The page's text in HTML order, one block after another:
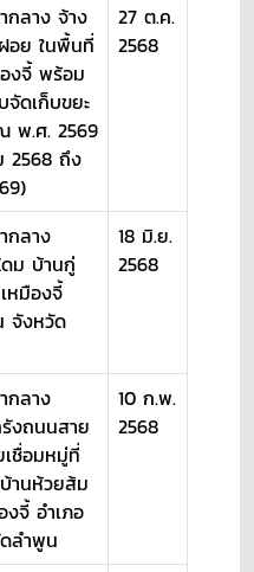
กลาง จ้าง
อย ในพื้นที่
งจี้ พร้อม
จัดเก็บขยะ
พ.ศ. 2569
2568 ถึง
27 ต.ค.
2568
กลาง
ดม บ้านกู่
หมืองจี้
จังหวัด
18 มิ.ย.
2568
กลาง
งถนนสาย
เชื่อมหมู่ที่
านห้วยส้ม
จี้ อำเภอ
ลำพูน
10 ก.พ.
2568